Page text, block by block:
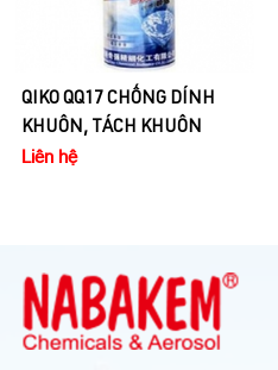
QIKO QQ17 CHỐNG DÍNH
KHUÔN, TÁCH KHUÔN
Liên hệ